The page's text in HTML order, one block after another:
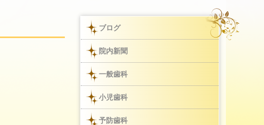
ブログ
院内新聞
一般歯科
小児歯科
予防歯科